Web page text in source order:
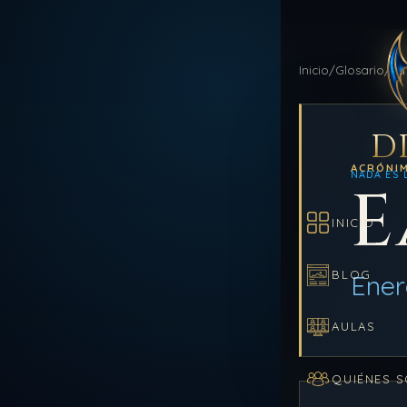
NADA ES
INICIO
BLOG
AULAS
QUIÉNES
Inicio/Glosario/Ea